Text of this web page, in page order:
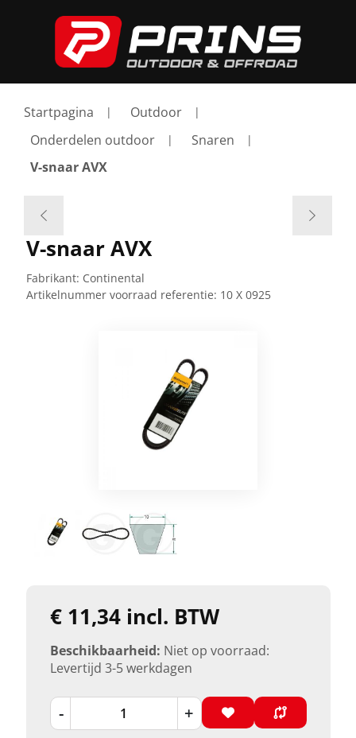
Startpagina
Outdoor
Onderdelen outdoor
Snaren
V-snaar AVX
V-snaar AVX
Fabrikant: Continental
Artikelnummer voorraad referentie: 10 X 0925
€ 11,34 incl. BTW
Beschikbaarheid: Niet op voorraad:
Levertijd 3-5 werkdagen
- +